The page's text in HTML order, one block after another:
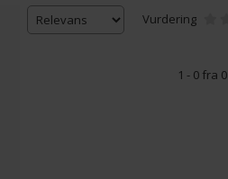
Vurdering
1 - 0 fra 0